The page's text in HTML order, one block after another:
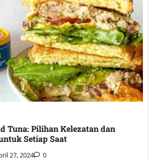
Tuna: Pilihan Kelezatan dan
Setiap Saat
27, 2024 0